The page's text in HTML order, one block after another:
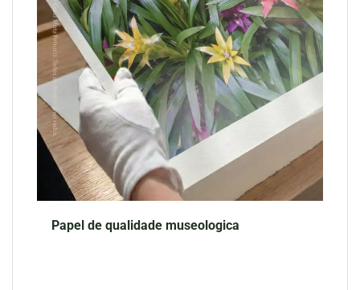
Papel de qualidade museologica